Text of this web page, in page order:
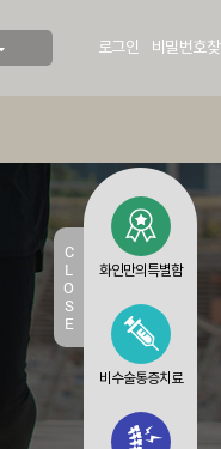
로그인 비밀번호
C
L
O
S
E
화인만의특별함
비수술통증치료